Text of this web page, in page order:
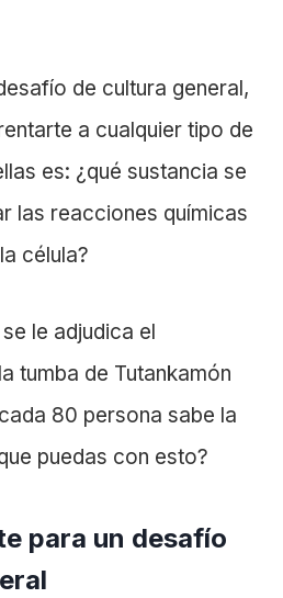
de cultura general,
a cualquier tipo de
es: ¿qué sustancia se
las reacciones químicas
célula?
le adjudica el
tumba de Tutankamón
80 persona sabe la
puedas con esto?
para un desafío